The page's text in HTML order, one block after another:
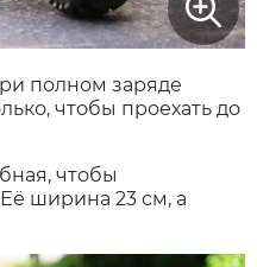
полном заряде
чтобы проехать до
чтобы
ширина 23 см, а